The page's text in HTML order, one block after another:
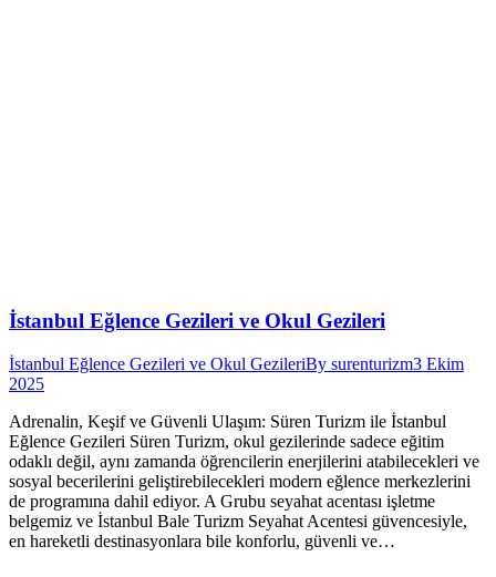
İstanbul Eğlence Gezileri ve Okul Gezileri
İstanbul Eğlence Gezileri ve Okul GezileriBy surenturizm3 Ekim
2025
Adrenalin, Keşif ve Güvenli Ulaşım: Süren Turizm ile İstanbul
Eğlence Gezileri Süren Turizm, okul gezilerinde sadece eğitim
odaklı değil, aynı zamanda öğrencilerin enerjilerini atabilecekleri ve
sosyal becerilerini geliştirebilecekleri modern eğlence merkezlerini
de programına dahil ediyor. A Grubu seyahat acentası işletme
belgemiz ve İstanbul Bale Turizm Seyahat Acentesi güvencesiyle,
en hareketli destinasyonlara bile konforlu, güvenli ve…